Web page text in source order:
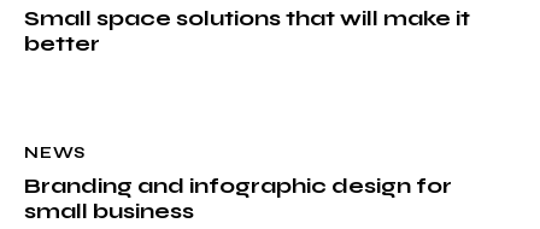
Small space solutions that will make it
better
NEWS
Branding and infographic design for
small business